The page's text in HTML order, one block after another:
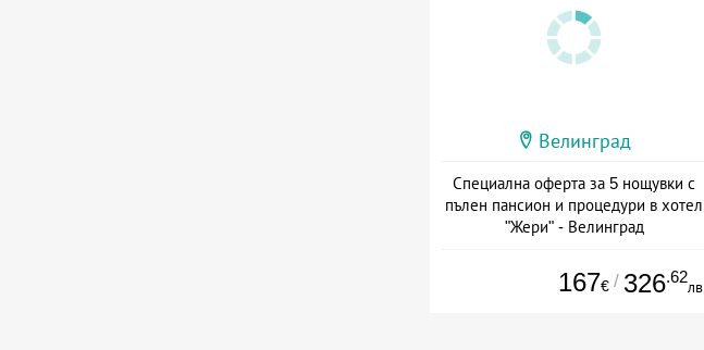
Велинград
Специална оферта за 5 нощувки с
пълен пансион и процедури в хотел
"Жери" - Велинград
167€ / 326.62
лв.